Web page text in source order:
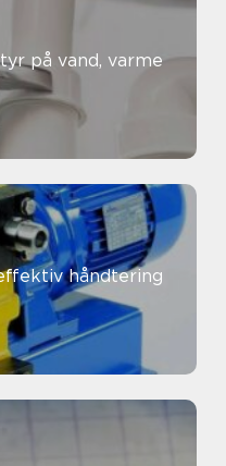
håndtering